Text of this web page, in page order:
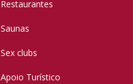
Restaurantes
Saunas
Sex clubs
Apoio Turístico